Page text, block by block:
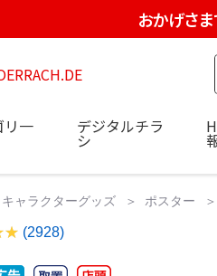
おかげさ
リ一 デジタルチラ
シ
キャラクターグッズ ポスター
(2928)